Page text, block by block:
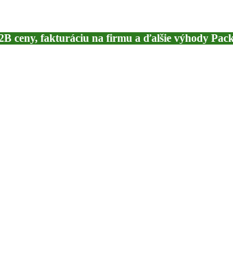
ceny, fakturáciu na firmu a ďalšie výhody